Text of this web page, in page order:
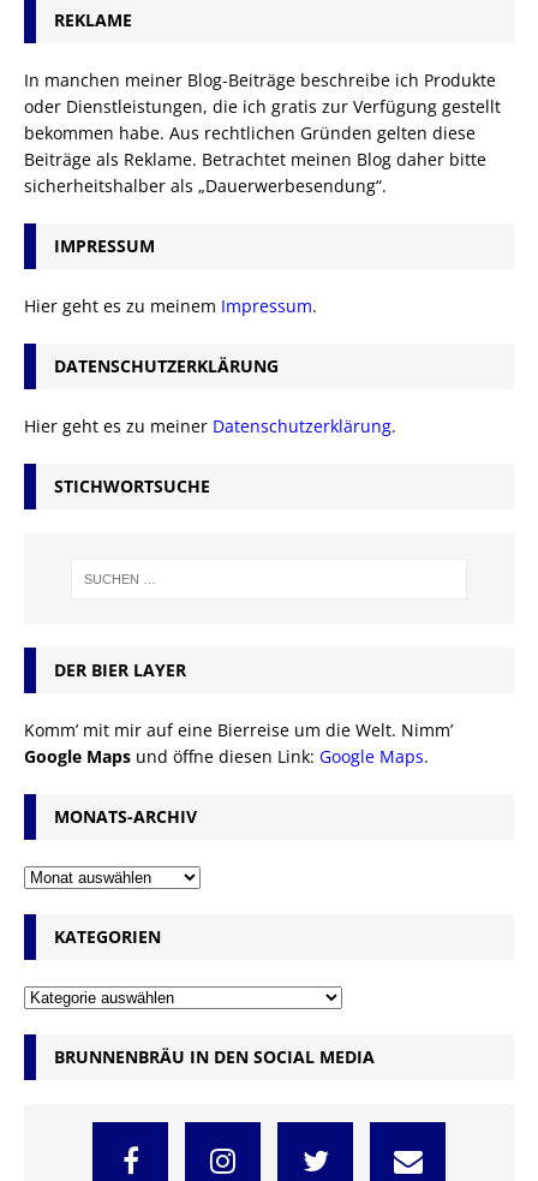
REKLAME
In manchen meiner Blog-Beiträge beschreibe ich Produkte
oder Dienstleistungen, die ich gratis zur Verfügung gestellt
bekommen habe. Aus rechtlichen Gründen gelten diese
Beiträge als Reklame. Betrachtet meinen Blog daher bitte
sicherheitshalber als „Dauerwerbesendung“.
IMPRESSUM
Hier geht es zu meinem Impressum.
DATENSCHUTZERKLÄRUNG
Hier geht es zu meiner Datenschutzerklärung.
STICHWORTSUCHE
DER BIER LAYER
Komm’ mit mir auf eine Bierreise um die Welt. Nimm’
Google Maps und öffne diesen Link: Google Maps.
MONATS-ARCHIV
KATEGORIEN
BRUNNENBRÄU IN DEN SOCIAL MEDIA